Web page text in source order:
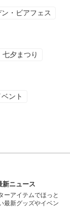
・ビアフェス
七夕まつり
ント
新ニュース
ーアイテムでほっと
最新グッズやイベン